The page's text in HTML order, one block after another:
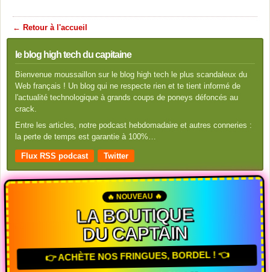
← Retour à l'accueil
le blog high tech du capitaine
Bienvenue moussaillon sur le blog high tech le plus scandaleux du
Web français ! Un blog qui ne respecte rien et te tient informé de
l'actualité technologique à grands coups de poneys défoncés au
crack.
Entre les articles, notre podcast hebdomadaire et autres conneries :
la perte de temps est garantie à 100%…
Flux RSS podcast Twitter
🔥 NOUVEAU 🔥
LA BOUTIQUE
DU CAPTAIN
👉 ACHÈTE NOS FRINGUES, BORDEL ! 👈